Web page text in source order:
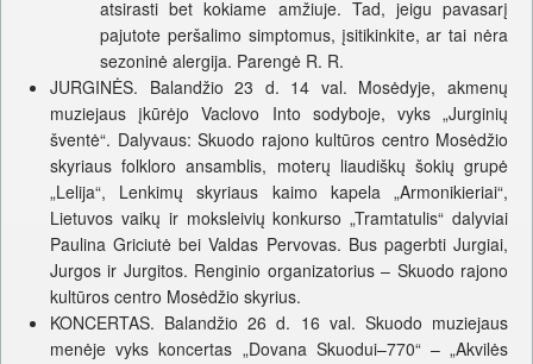
atsirasti bet kokiame amžiuje. Tad, jeigu pavasarį
pajutote peršalimo simptomus, įsitikinkite, ar tai nėra
sezoninė alergija. Parengė R. R.
JURGINĖS. Balandžio 23 d. 14 val. Mosėdyje, akmenų
muziejaus įkūrėjo Vaclovo Into sodyboje, vyks „Jurginių
šventė“. Dalyvaus: Skuodo rajono kultūros centro Mosėdžio
skyriaus folkloro ansamblis, moterų liaudiškų šokių grupė
„Lelija“, Lenkimų skyriaus kaimo kapela „Armonikieriai“,
Lietuvos vaikų ir moksleivių konkurso „Tramtatulis“ dalyviai
Paulina Griciutė bei Valdas Pervovas. Bus pagerbti Jurgiai,
Jurgos ir Jurgitos. Renginio organizatorius – Skuodo rajono
kultūros centro Mosėdžio skyrius.
KONCERTAS. Balandžio 26 d. 16 val. Skuodo muziejaus
menėje vyks koncertas „Dovana Skuodui–770“ – „Akvilės